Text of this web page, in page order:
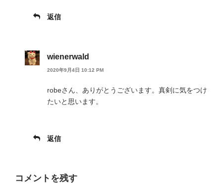
返信
wienerwald
2020年9月4日 10:12 PM
robeさん、ありがとうございます。真剣に気をつけ
たいと思います。
返信
コメントを残す